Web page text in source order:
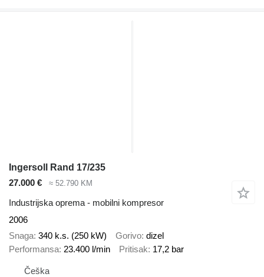
Ingersoll Rand 17/235
27.000 €
≈ 52.790 KM
Industrijska oprema - mobilni kompresor
2006
Snaga 340 k.s. (250 kW) Gorivo dizel
Performansa 23.400 l/min Pritisak 17,2 bar
Češka